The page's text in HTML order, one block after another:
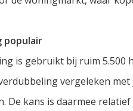
populair
is gebruikt bij ruim
vergeleken
De kans is daarmee